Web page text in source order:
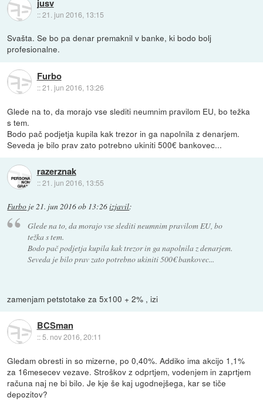
jusv
::21. jun 2016, 13:15
Svašta. Se bo pa denar premaknil v banke, ki bodo bolj
profesionalne.
Furbo
::21. jun 2016, 13:26
Glede na to, da morajo vse slediti neumnim pravilom EU, bo težka
s tem.
Bodo pač podjetja kupila kak trezor in ga napolnila z denarjem.
Seveda je bilo prav zato potrebno ukiniti 500€ bankovec...
razerznak
::21. jun 2016, 13:55
Furbo je 21. jun 2016 ob 13:26izjavil:
Glede na to, da morajo vse slediti neumnim pravilom EU, bo
težka s tem.
Bodo pač podjetja kupila kak trezor in ga napolnila z denarjem.
Seveda je bilo prav zato potrebno ukiniti 500€ bankovec...
zamenjam petstotake za 5x100 + 2% , izi
BCSman
::5. nov 2016, 20:11
Gledam obresti in so mizerne, po 0,40%. Addiko ima akcijo 1,1%
za 16mesecev vezave. Stroškov z odprtjem, vodenjem in zaprtjem
računa naj ne bi bilo. Je kje še kaj ugodnejšega, kar se tiče
depozitov?